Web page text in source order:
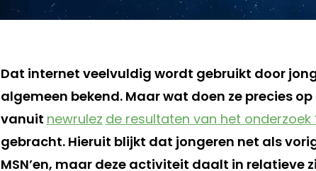
Dat internet veelvuldig wordt gebruikt door
algemeen bekend. Maar wat doen ze precies
vanuit newrulez de resultaten van het onderzoek
gebracht. Hieruit blijkt dat jongeren net als
MSN’en, maar deze activiteit daalt in relatieve